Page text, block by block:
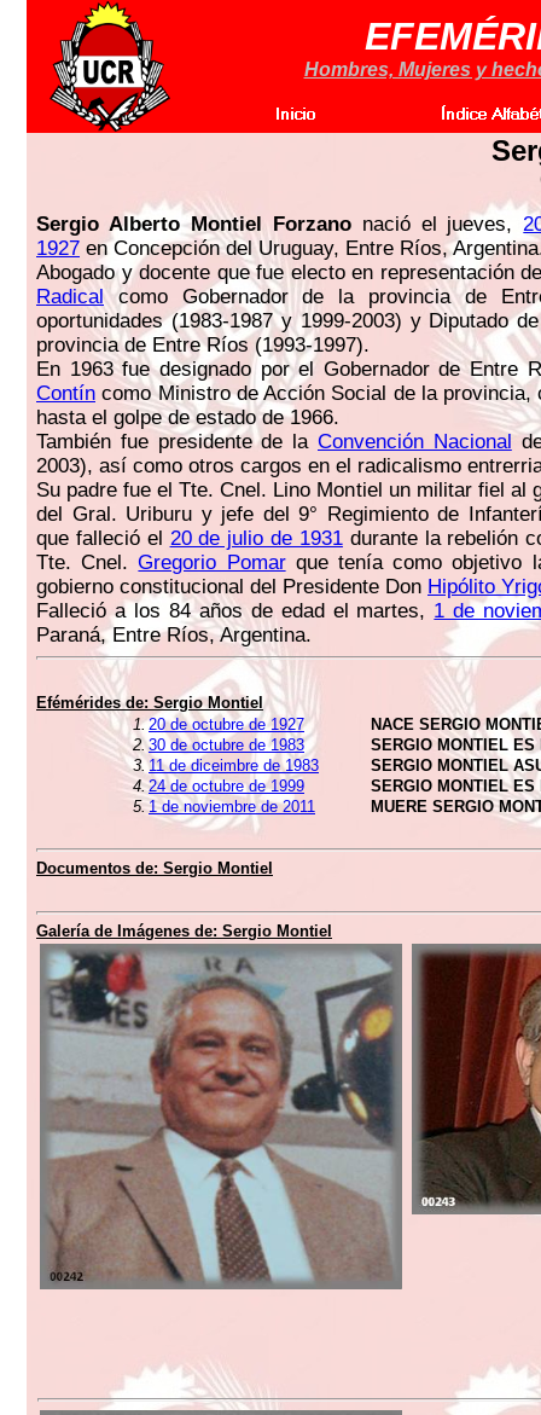
Hombres, Mujeres y
Sergio Alberto Montiel Forzanonació el jueves,
1927 en Concepción del Uruguay, Entre Ríos,
Abogado y docente que fue electo en representación
Radicalcomo Gobernador de la provincia de
oportunidades (1983-1987 y 1999-2003) y Diputado
provincia de Entre Ríos (1993-1997).
En 1963 fue designado por el Gobernador de Entre
Contín como Ministro de Acción Social de la provincia,
hasta el golpe de estado de 1966.
También fue presidente de la Convención Nacional
2003), así como otros cargos en el radicalismo
Su padre fue el Tte. Cnel. Lino Montiel un militar fiel al
del Gral. Uriburu y jefe del 9° Regimiento de
que falleció el 20 de julio de 1931durante la rebelión
Tte. Cnel.Gregorio Pomarque tenía como objetivo
gobierno constitucional del Presidente Don Hipólito
Falleció a los 84 años de edad el martes, 1 de
Paraná, Entre Ríos, Argentina.
Efémérides de: Sergio Montiel
1.20 de octubre de 1927
NACE SERGIO
2. 30 de octubre de 1983
SERGIO MONTIEL ES
3. 11 de diceimbre de 1983
SERGIO MONTIEL
4.24 de octubre de 1999
SERGIO MONTIEL ES
5. 1 de noviembre de 2011 MUERE SERGIO
Documentos de: Sergio Montiel
Galería de Imágenes de: Sergio Montiel